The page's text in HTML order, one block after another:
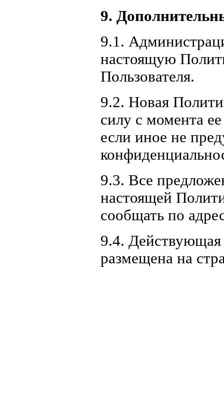
9.
9.1.
настоящую
Пользователя.
9.2. Новая
силу с момента
если иное не
9.3. Все
настоящей
сообщать по
9.4.
размещена на